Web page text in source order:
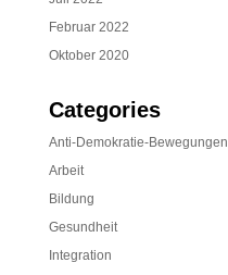
Februar 2022
Oktober 2020
Categories
Anti-Demokratie-Bewegungen
Arbeit
Bildung
Gesundheit
Integration